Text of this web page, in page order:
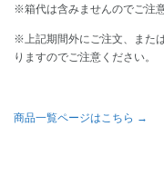
※箱代は含みませんのでご注
※上記期間外にご注文、また
りますのでご注意ください。
商品一覧ページはこちら →